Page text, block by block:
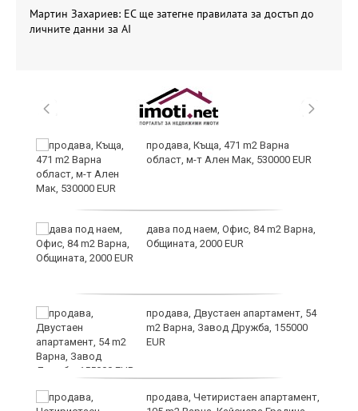
Мартин Захариев: ЕС ще затегне правилата за достъп до
личните данни за AI
продава, Къща, 471 m2 Варна
област, м-т Ален Мак, 530000 EUR
дава под наем, Офис, 84 m2 Варна,
Общината, 2000 EUR
продава, Двустаен апартамент, 54
m2 Варна, Завод Дружба, 155000
EUR
продава, Четиристаен апартамент,